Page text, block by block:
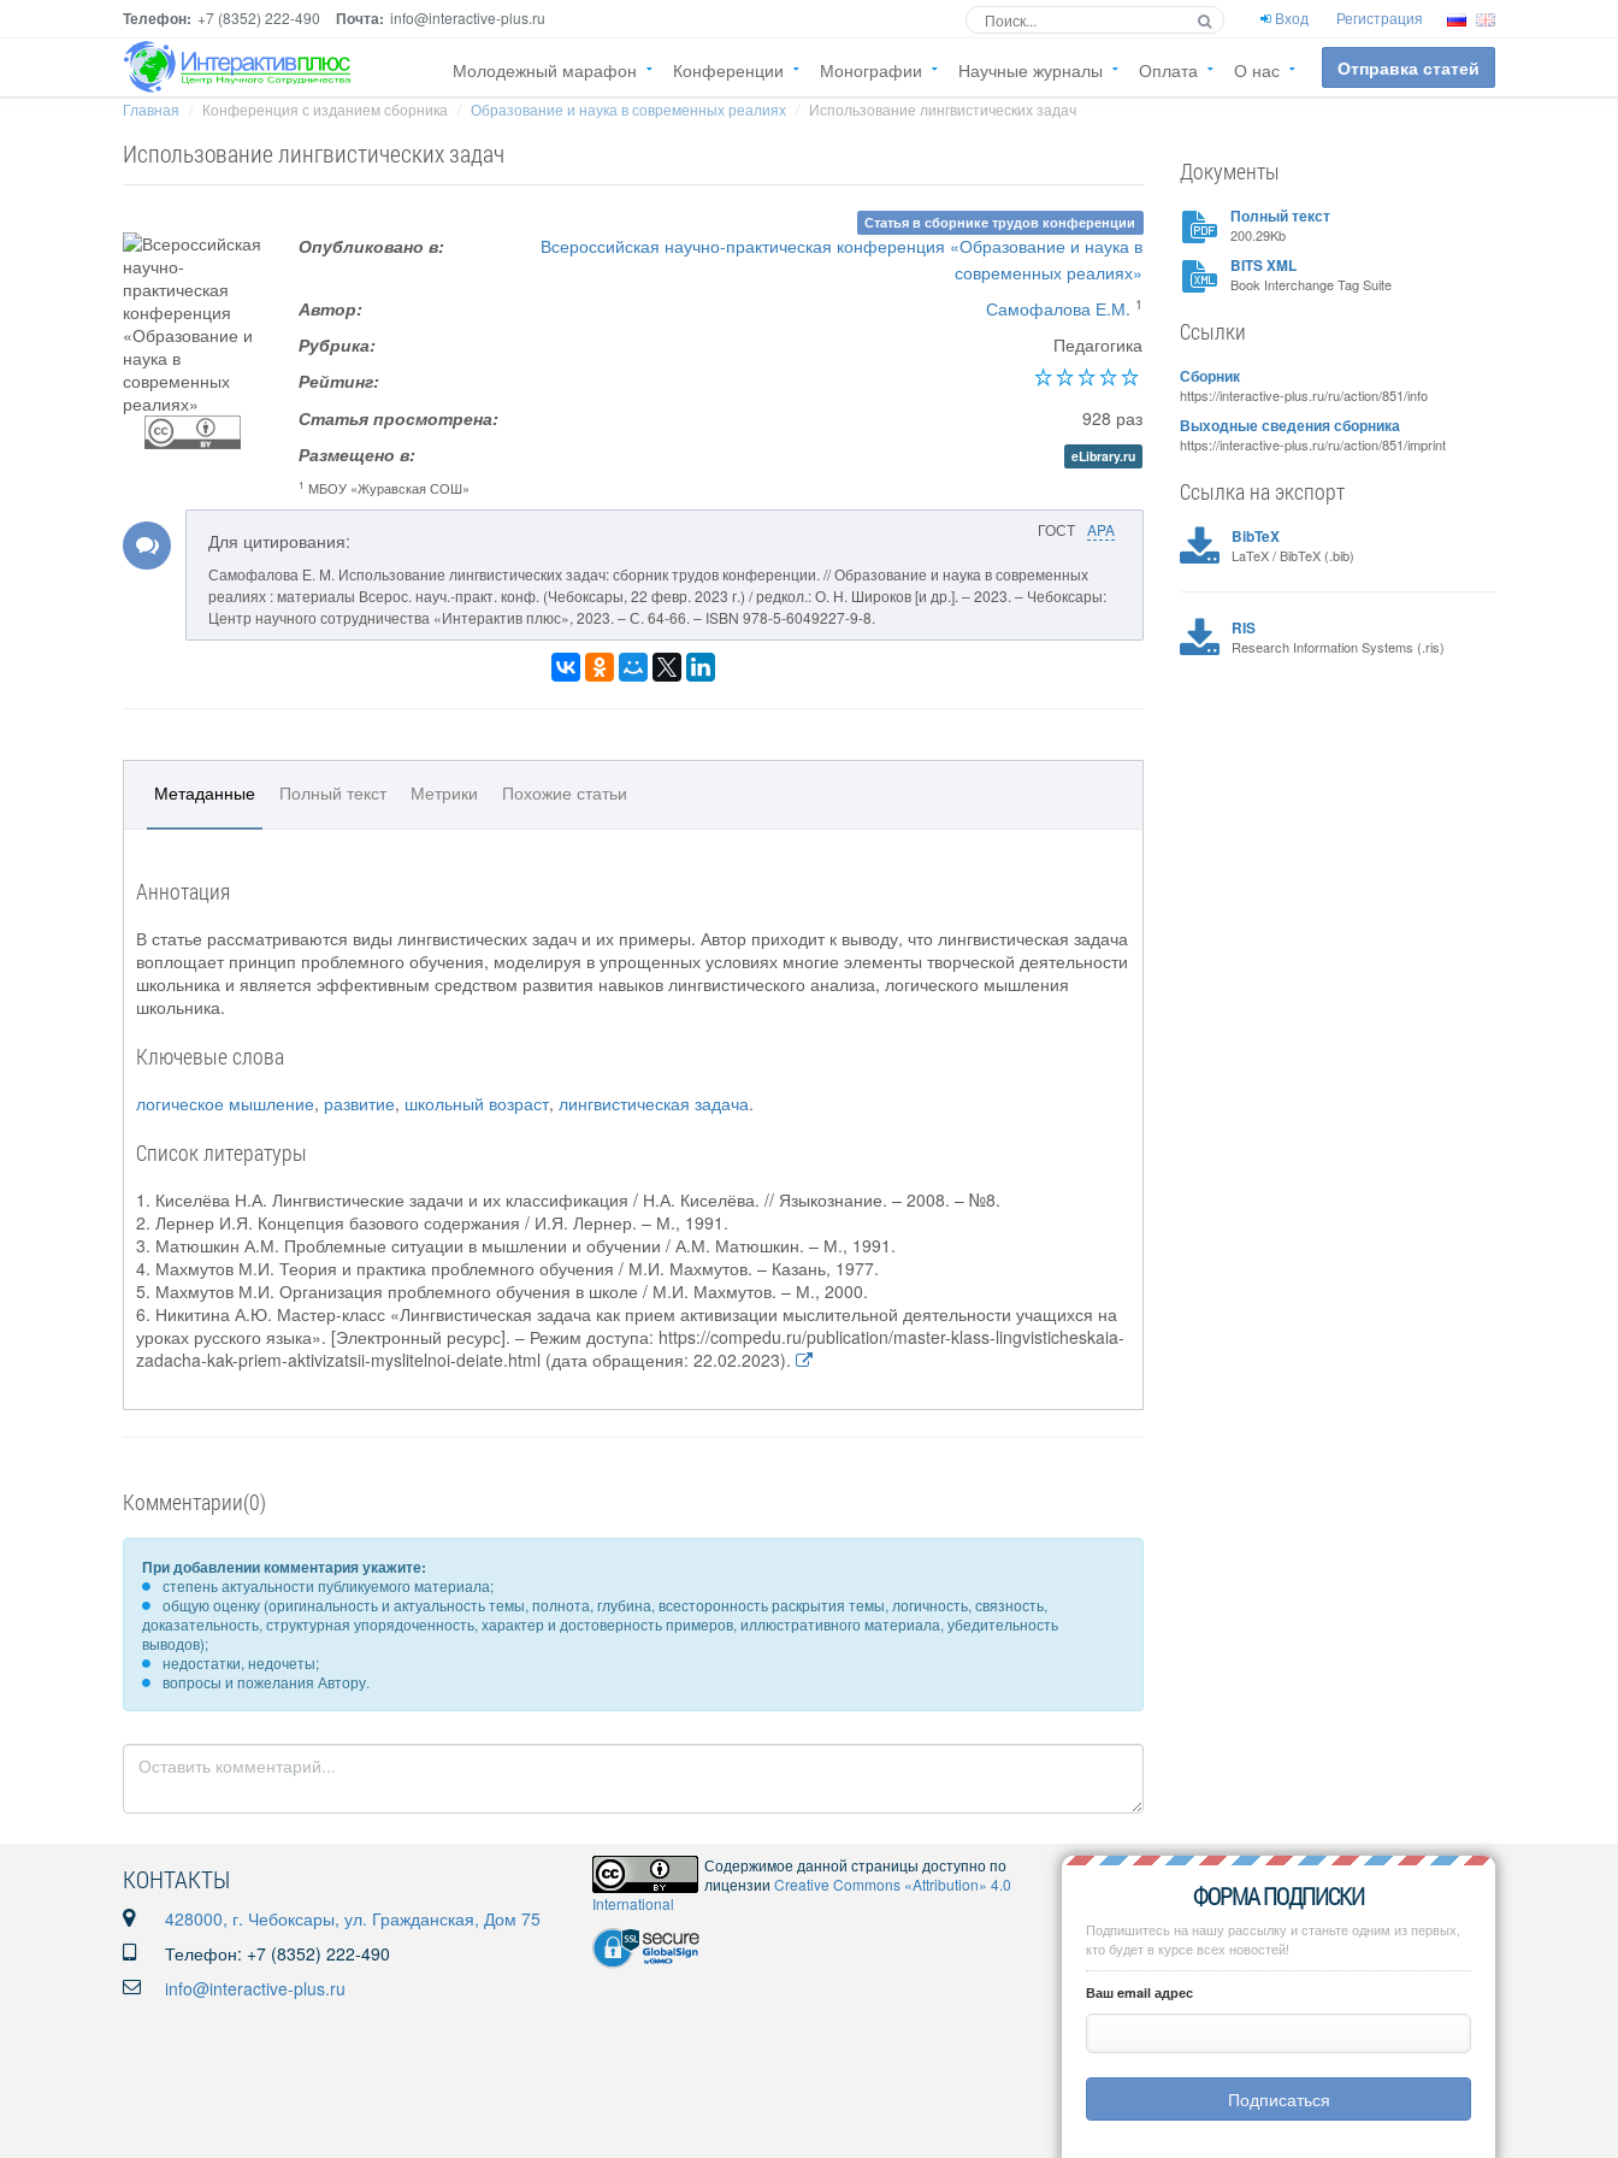
Телефон: +7 (8352) 222-490 Почта: info@interactive-plus.ru Вход Регистрация
Молодежный марафон Конференции Монографии Научные журналы Оплата О нас Отправка статей
Главная Конференция с изданием сборника Образование и наука в современных реалиях Использование лингвистических задач
Использование лингвистических задач
Статья в сборнике трудов конференции
Опубликовано в:
Всероссийская научно-практическая конференция «Образование и наука в
современных реалиях»
Автор:
Самофалова Е.М. 1
Рубрика:
Педагогика
Рейтинг:
Статья просмотрена:
928 раз
Размещено в:
eLibrary.ru
1 МБОУ «Журавская СОШ»
ГОСТ APA
Для цитирования:
Самофалова Е. М. Использование лингвистических задач: сборник трудов конференции. // Образование и наука в современных
реалиях : материалы Всерос. науч.-практ. конф. (Чебоксары, 22 февр. 2023 г.) / редкол.: О. Н. Широков [и др.]. – 2023. – Чебоксары:
Центр научного сотрудничества «Интерактив плюс», 2023. – С. 64-66. – ISBN 978-5-6049227-9-8.
Метаданные Полный текст Метрики Похожие статьи
Аннотация
В статье рассматриваются виды лингвистических задач и их примеры. Автор приходит к выводу, что лингвистическая задача
воплощает принцип проблемного обучения, моделируя в упрощенных условиях многие элементы творческой деятельности
школьника и является эффективным средством развития навыков лингвистического анализа, логического мышления
школьника.
Ключевые слова
логическое мышление, развитие, школьный возраст, лингвистическая задача.
Список литературы
1. Киселёва Н.А. Лингвистические задачи и их классификация / Н.А. Киселёва. // Языкознание. – 2008. – №8.
2. Лернер И.Я. Концепция базового содержания / И.Я. Лернер. – М., 1991.
3. Матюшкин А.М. Проблемные ситуации в мышлении и обучении / А.М. Матюшкин. – М., 1991.
4. Махмутов М.И. Теория и практика проблемного обучения / М.И. Махмутов. – Казань, 1977.
5. Махмутов М.И. Организация проблемного обучения в школе / М.И. Махмутов. – М., 2000.
6. Никитина А.Ю. Мастер-класс «Лингвистическая задача как прием активизации мыслительной деятельности учащихся на
уроках русского языка». [Электронный ресурс]. – Режим доступа: https://compedu.ru/publication/master-klass-lingvisticheskaia-
zadacha-kak-priem-aktivizatsii-myslitelnoi-deiate.html (дата обращения: 22.02.2023).
Комментарии(0)
При добавлении комментария укажите:
степень актуальности публикуемого материала;
общую оценку (оригинальность и актуальность темы, полнота, глубина, всесторонность раскрытия темы, логичность, связность,
доказательность, структурная упорядоченность, характер и достоверность примеров, иллюстративного материала, убедительность
выводов);
недостатки, недочеты;
вопросы и пожелания Автору.
Документы
Полный текст
200.29Kb
BITS XML
Book Interchange Tag Suite
Ссылки
Сборник
https://interactive-plus.ru/ru/action/851/info
Выходные сведения сборника
https://interactive-plus.ru/ru/action/851/imprint
Ссылка на экспорт
BibTeX
LaTeX / BibTeX (.bib)
RIS
Research Information Systems (.ris)
КОНТАКТЫ
428000, г. Чебоксары, ул. Гражданская, Дом 75
Телефон: +7 (8352) 222-490
info@interactive-plus.ru
Содержимое данной страницы доступно по
лицензии Creative Commons «Attribution» 4.0
International
ФОРМА ПОДПИСКИ
Подпишитесь на нашу рассылку и станьте одним из первых,
кто будет в курсе всех новостей!
Ваш email адрес
Подписаться